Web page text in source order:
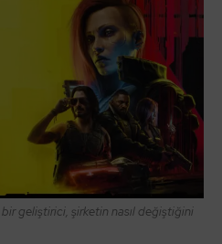
geliştirici, şirketin nasıl değiştiğini